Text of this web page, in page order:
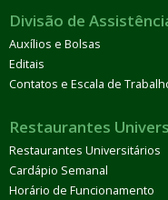
Divisão de
Auxílios e Bolsas
Editais
Contatos e Escala de
Restaurantes
Restaurantes Universitários
Cardápio Semanal
Horário de Funcionamento